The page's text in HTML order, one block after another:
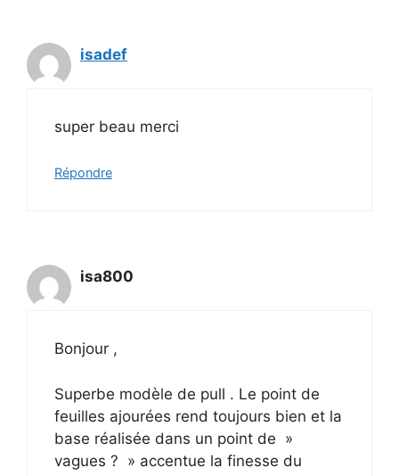
isadef
super beau merci
Répondre
isa800
Bonjour ,
Superbe modèle de pull . Le point de
feuilles ajourées rend toujours bien et la
base réalisée dans un point de »
vagues ? » accentue la finesse du